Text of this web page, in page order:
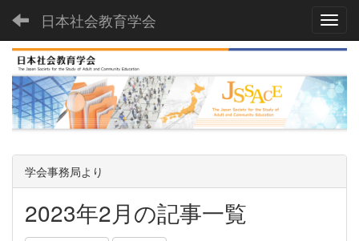
日本社会教育学会
学会事務局より
2023年2月の記事一覧